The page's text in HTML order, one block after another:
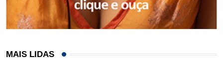
MAIS LIDAS